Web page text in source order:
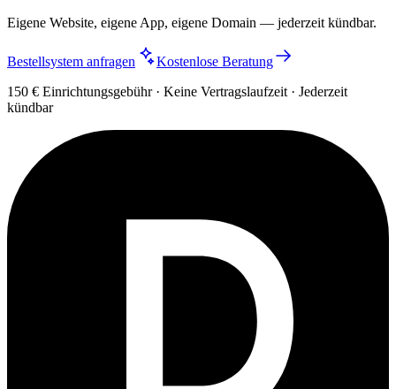
Eigene Website, eigene App, eigene Domain — jederzeit kündbar.
Bestellsystem anfragen
Kostenlose Beratung
150 € Einrichtungsgebühr · Keine Vertragslaufzeit · Jederzeit
kündbar